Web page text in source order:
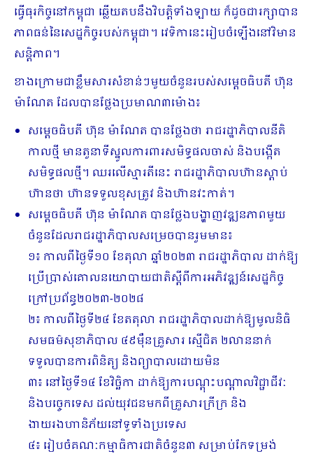
ធ្វើធុរកិច្ចនៅកម្ពុជា ឆ្លើយតបនឹងវិបត្តិទាំងឡាយ ក៏ដូចជារក្សាបាន
ភាពធន់នៃសេដ្ឋកិច្ចរបស់កម្ពុជា។ វេទិកានេះរៀបចំឡើងនៅវិមាន
សន្តិភាព។
ខាងក្រោមជាខ្លឹមសារសំខាន់ៗមួយចំនួនរបស់សម្តេចធិបតី ហ៊ុន
ម៉ាណែត ដែលបានថ្លែងប្រមាណ៣ម៉ោង៖
សម្តេចធិបតី ហ៊ុន ម៉ាណែត បានថ្លែងថា រាជរដ្ឋាភិបាលនីតិ
កាលថ្មី មានតួនាទីស្នូលការពារសមិទ្ធផលចាស់ និងបង្កើត
សមិទ្ធផលថ្មី។ ឈរលើស្មារតីនេះ រាជរដ្ឋាភិបាលហ៊ានស្តាប់
ហ៊ានថា ហ៊ានទទួលខុសត្រូវ និងហ៊ានវះកាត់។
សម្តេចធិបតី ហ៊ុន ម៉ាណែត បានថ្លែងបង្ហាញវឌ្ឍនភាពមួយ
ចំនួនដែលរាជរដ្ឋាភិបាលសម្រេចបានរួមមាន៖
១៖ កាលពីថ្ងៃទី១០ ខែតុលា ឆ្នាំ២០២៣ រាជរដ្ឋាភិបាល ដាក់ឱ្យ
ប្រើប្រាស់គោលនយោបាយជាតិស្តីពីការអភិវឌ្ឍន៍សេដ្ឋកិច្ច
ក្រៅប្រព័ន្ធ២០២៣-២០២៨
២៖ កាលពីថ្ងៃទី២៤ ខែតតុលា រាជរដ្ឋាភិបាលដាក់ឱ្យមូលនិធិ
សមធម៌សុខាភិបាល ៤៩ម៉ឺនគ្រួសារ ស្មើជិត ២លាននាក់
ទទួលបានការពិនិត្យ និងព្យាបាលដោយមិន
៣៖ នៅថ្ងៃទី១៤ ខែវិច្ឆិកា ដាក់ឱ្យការបណ្តុះបណ្តាលវិជ្ជាជីវៈ
និងបច្ចេកទេស ដល់យុវជនមកពីគ្រួសារក្រីក្រ និង
ងាយរងហានិភ័យនៅទូទាំងប្រទេស
៤៖ រៀបចំគណៈកម្មាធិការជាតិចំនួន៣ សម្រាប់កែទម្រង់